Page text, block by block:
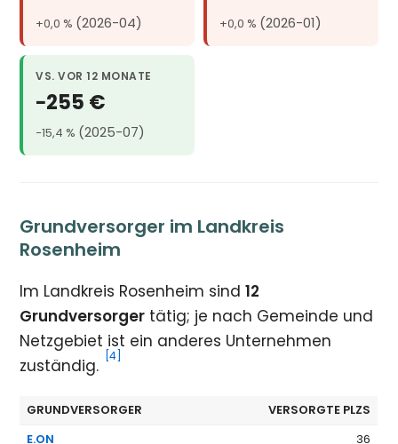
+0,0 % (2026-04) +0,0 % (2026-01)
VS. VOR 12 MONATE
−255 €
−15,4 % (2025-07)
Grundversorger im Landkreis
Rosenheim
Im Landkreis Rosenheim sind12
Grundversorger tätig; je nach Gemeinde und
Netzgebiet ist ein anderes Unternehmen
zuständig.
[4]
GRUNDVERSORGER
VERSORGTE PLZS
E.ON
36